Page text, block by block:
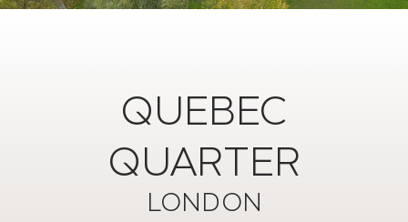
QUEBEC
QUARTER
LONDON